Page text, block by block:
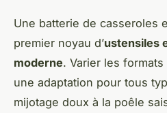
Une batterie de casseroles
premier noyau d’ustensiles
moderne. Varier les
une adaptation pour tous
mijotage doux à la poêle